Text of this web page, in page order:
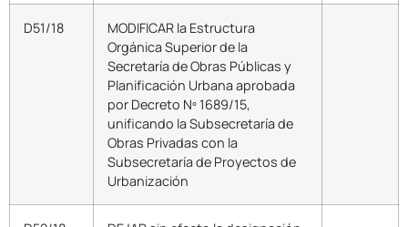
D51/18
MODIFICAR la Estructura
Orgánica Superior de la
Secretaría de Obras Públicas y
Planificación Urbana aprobada
por Decreto Nº 1689/15,
unificando la Subsecretaría de
Obras Privadas con la
Subsecretaría de Proyectos de
Urbanización